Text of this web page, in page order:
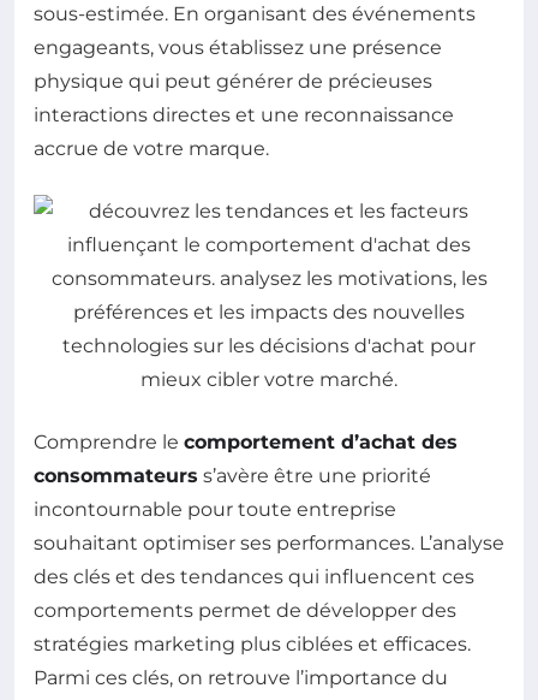
sous-estimée. En organisant des événements
engageants, vous établissez une présence
physique qui peut générer de précieuses
interactions directes et une reconnaissance
accrue de votre marque.
Comprendre le comportement d’achat des
consommateurs s’avère être une priorité
incontournable pour toute entreprise
souhaitant optimiser ses performances. L’analyse
des clés et des tendances qui influencent ces
comportements permet de développer des
stratégies marketing plus ciblées et efficaces.
Parmi ces clés, on retrouve l’importance du